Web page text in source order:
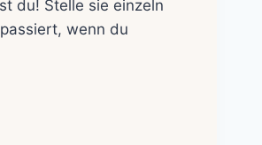
du! Stelle sie einzeln
wenn du